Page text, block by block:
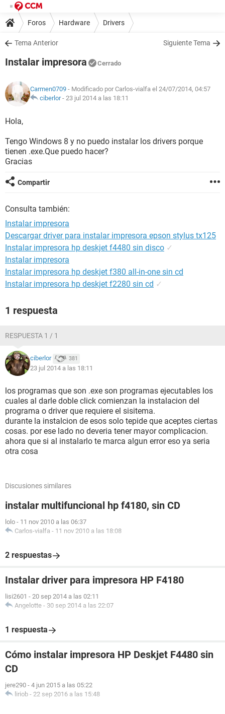
Foros Hardware Drivers
Tema Anterior Siguiente Tema
Instalar impresora Cerrado
Carmen0709 - Modificado por Carlos-vialfa el 24/07/2014, 04:57
ciberlor- 23 jul 2014 a las 18:11
Hola,
Tengo Windows 8 y no puedo instalar los drivers porque
tienen .exe.Que puedo hacer?
Gracias
Compartir
Consulta también:
Instalar impresora
Descargar driver para instalar impresora epson stylus tx125
Instalar impresora hp deskjet f4480 sin disco ✓
Instalar impresora
Instalar impresora hp deskjet f380 all-in-one sin cd
Instalar impresora hp deskjet f2280 sin cd ✓
1 respuesta
RESPUESTA 1 / 1
ciberlor 381
23 jul 2014 a las 18:11
los programas que son .exe son programas ejecutables los
cuales al darle doble click comienzan la instalacion del
programa o driver que requiere el sisitema.
durante la instalcion de esos solo tepide que aceptes ciertas
cosas. por ese lado no deveria tener mayor complicacion.
ahora que si al instalarlo te marca algun error eso ya seria
otra cosa
Discusiones similares
instalar multifuncional hp f4180, sin CD
lolo - 11 nov 2010 a las 06:37
Carlos-vialfa - 11 nov 2010 a las 18:08
2 respuestas
Instalar driver para impresora HP F4180
lisi2601 - 20 sep 2014 a las 02:11
Angelotte - 30 sep 2014 a las 22:07
1 respuesta
Cómo instalar impresora HP Deskjet F4480 sin
CD
jere290 - 4 jun 2015 a las 05:22
liriob - 22 sep 2016 a las 15:48